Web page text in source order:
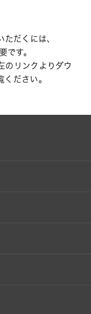
だくには、
す。
のリンクよりダウ
ださい。